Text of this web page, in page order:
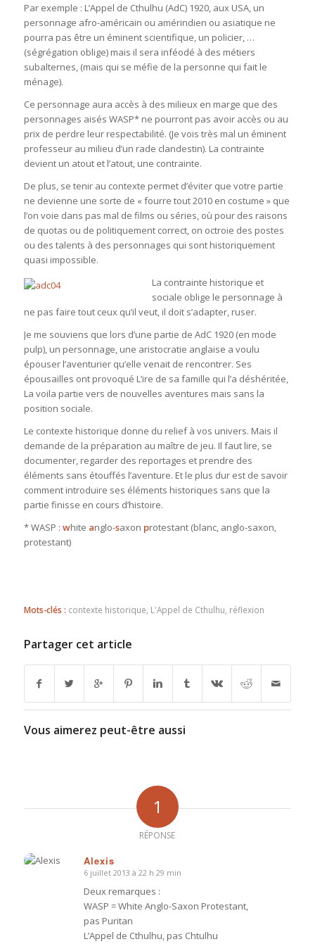
Par exemple : L’Appel de Cthulhu (AdC) 1920, aux USA, un
personnage afro-américain ou amérindien ou asiatique ne
pourra pas être un éminent scientifique, un policier, …
(ségrégation oblige) mais il sera inféodé à des métiers
subalternes, (mais qui se méfie de la personne qui fait le
ménage).
Ce personnage aura accès à des milieux en marge que des
personnages aisés WASP* ne pourront pas avoir accès ou au
prix de perdre leur respectabilité. (Je vois très mal un éminent
professeur au milieu d’un rade clandestin). La contrainte
devient un atout et l’atout, une contrainte.
De plus, se tenir au contexte permet d’éviter que votre partie
ne devienne une sorte de « fourre tout 2010 en costume » que
l’on voie dans pas mal de films ou séries, où pour des raisons
de quotas ou de politiquement correct, on octroie des postes
ou des talents à des personnages qui sont historiquement
quasi impossible.
La contrainte historique et
sociale oblige le personnage à
ne pas faire tout ceux qu’il veut, il doit s’adapter, ruser.
Je me souviens que lors d’une partie de AdC 1920 (en mode
pulp), un personnage, une aristocratie anglaise a voulu
épouser l’aventurier qu’elle venait de rencontrer. Ses
épousailles ont provoqué L’ire de sa famille qui l’a déshéritée,
La voila partie vers de nouvelles aventures mais sans la
position sociale.
Le contexte historique donne du relief à vos univers. Mais il
demande de la préparation au maître de jeu. Il faut lire, se
documenter, regarder des reportages et prendre des
éléments sans étouffés l’aventure. Et le plus dur est de savoir
comment introduire ses éléments historiques sans que la
partie finisse en cours d’histoire.
* WASP : white anglo-saxon protestant (blanc, anglo-saxon,
protestant)
Mots-clés : contexte historique, L'Appel de Cthulhu, réflexion
Partager cet article
Vous aimerez peut-être aussi
1
RÉPONSE
Alexis
dit
6 juillet 2013 à 22 h 29 min
Deux remarques :
WASP = White Anglo-Saxon Protestant,
pas Puritan
L’Appel de Cthulhu, pas Chtulhu